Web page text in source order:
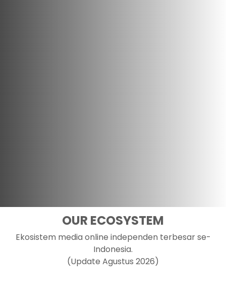
OUR ECOSYSTEM
Ekosistem media online independen terbesar se-
Indonesia.
(Update Agustus 2026)